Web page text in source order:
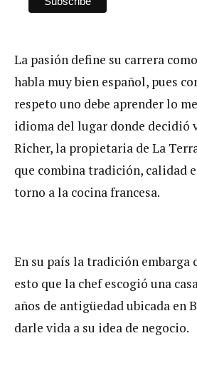
La pasión define su carrera
habla muy bien español, pues
respeto uno debe aprender lo
idioma del lugar donde decidió
Richer, la propietaria de La
que combina tradición, calidad
torno a la cocina francesa.
En su país la tradición embarga
esto que la chef escogió una
años de antigüedad ubicada en
darle vida a su idea de negocio.